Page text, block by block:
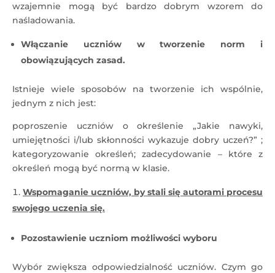
wzajemnie mogą być bardzo dobrym wzorem do
naśladowania.
Włączanie uczniów w tworzenie norm i
obowiązujących zasad.
Istnieje wiele sposobów na tworzenie ich wspólnie,
jednym z nich jest:
poproszenie uczniów o określenie „Jakie nawyki,
umiejętności i/lub skłonności wykazuje dobry uczeń?” ;
kategoryzowanie określeń; zadecydowanie – które z
określeń mogą być normą w klasie.
Wspomaganie uczniów, by stali się autorami procesu
swojego uczenia się.
Pozostawienie uczniom możliwości wyboru
Wybór zwiększa odpowiedzialność uczniów. Czym go